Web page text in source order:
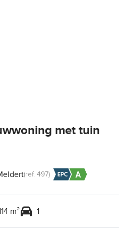
met tuin
(ref. 497)
m² 1